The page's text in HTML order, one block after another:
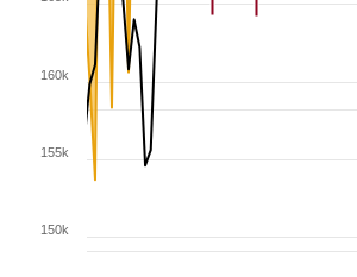
150k
160k
155k